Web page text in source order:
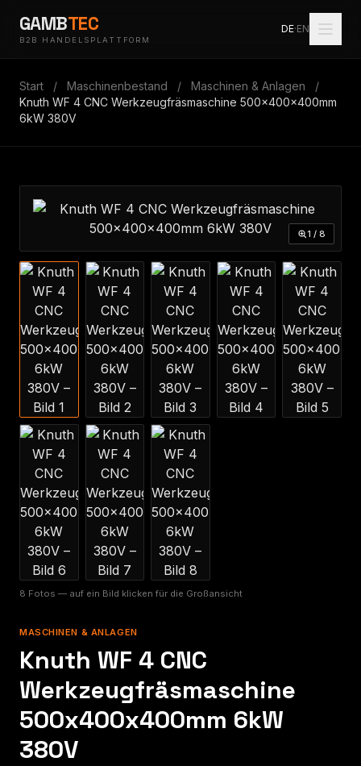
GAMBTEC
B2B HANDELSPLATTFORM
DE·EN
Start / Maschinenbestand / Maschinen & Anlagen
/
Knuth WF 4 CNC Werkzeugfräsmaschine 500x400x400mm
6kW 380V
1 / 8
8 Fotos — auf ein Bild klicken für die Großansicht
MASCHINEN & ANLAGEN
Knuth WF 4 CNC
Werkzeugfräsmaschine
500x400x400mm 6kW
380V